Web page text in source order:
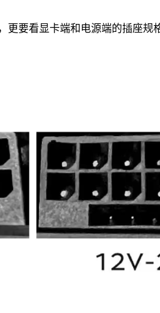
更要看显卡端和电源端的插座规